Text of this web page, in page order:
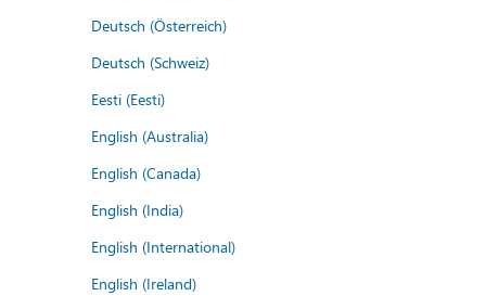
Deutsch (Österreich)
Deutsch (Schweiz)
Eesti (Eesti)
English (Australia)
English (Canada)
English (India)
English (International)
English (Ireland)